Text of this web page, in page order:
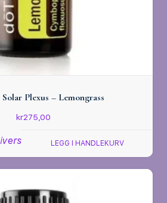
Plexus – Lemongrass
kr275,00
LEGG I HANDLEKURV